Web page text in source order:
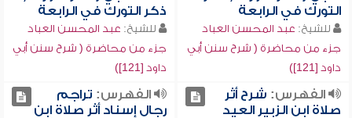
التورك في الرابعة
للشيخ: عبد المحسن العباد
جزء من محاضرة ( شرح سنن أبي
داود [121])
ذكر التورك في الرابعة
للشيخ: عبد المحسن العباد
جزء من محاضرة ( شرح سنن أبي
داود [121])
الفهرس: شرح أثر
صلاة ابن الزبير العيد
الفهرس: تراجم
رجال إسناد أثر صلاة ابن